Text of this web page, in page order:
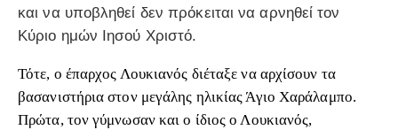
και να υποβληθεί δεν πρόκειται να αρνηθεί τον
Κύριο ημών Ιησού Χριστό.
Τότε, ο έπαρχος Λουκιανός διέταξε να αρχίσουν τα
βασανιστήρια στον μεγάλης ηλικίας Άγιο Χαράλαμπο.
Πρώτα, τον γύμνωσαν και ο ίδιος ο Λουκιανός,